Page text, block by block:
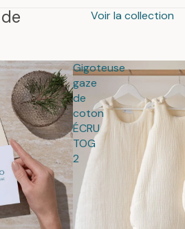
Voir la collection
Gigoteuse
gaze
de
coton
ÉCRU
TOG
2